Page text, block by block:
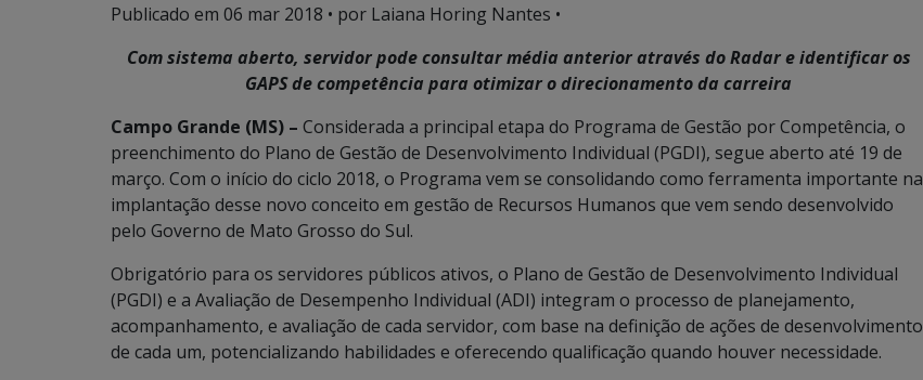
Publicado em 06 mar 2018 • por Laiana Horing Nantes •
Com sistema aberto, servidor pode consultar média anterior através do Radar e identificar os
GAPS de competência para otimizar o direcionamento da carreira
Campo Grande (MS) – Considerada a principal etapa do Programa de Gestão por Competência, o
preenchimento do Plano de Gestão de Desenvolvimento Individual (PGDI), segue aberto até 19 de
março. Com o início do ciclo 2018, o Programa vem se consolidando como ferramenta importante na
implantação desse novo conceito em gestão de Recursos Humanos que vem sendo desenvolvido
pelo Governo de Mato Grosso do Sul.
Obrigatório para os servidores públicos ativos, o Plano de Gestão de Desenvolvimento Individual
(PGDI) e a Avaliação de Desempenho Individual (ADI) integram o processo de planejamento,
acompanhamento, e avaliação de cada servidor, com base na definição de ações de desenvolvimento
de cada um, potencializando habilidades e oferecendo qualificação quando houver necessidade.